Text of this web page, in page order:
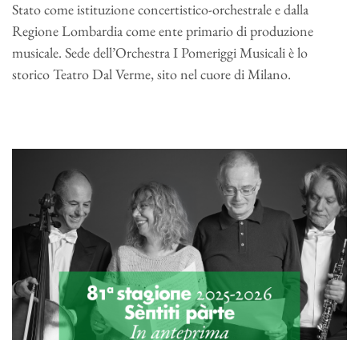
Stato come istituzione concertistico-orchestrale e dalla
Regione Lombardia come ente primario di produzione
musicale. Sede dell’Orchestra I Pomeriggi Musicali è lo
storico Teatro Dal Verme, sito nel cuore di Milano.